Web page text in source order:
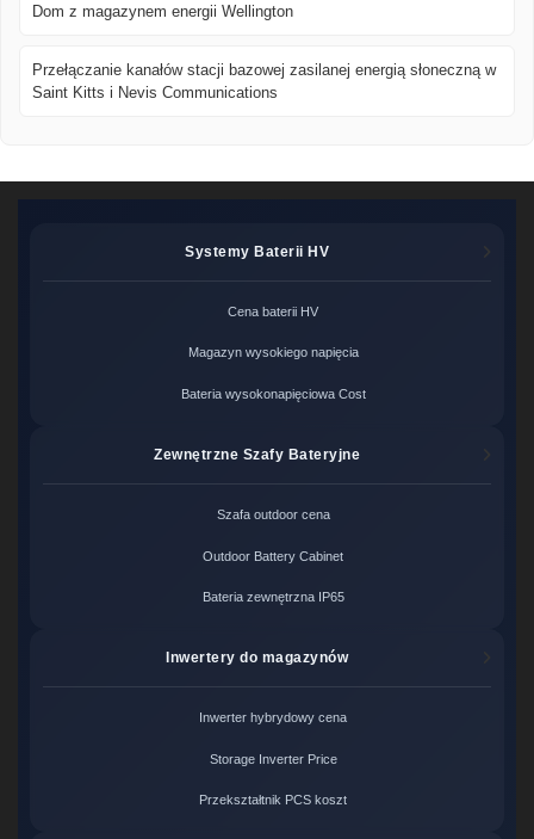
Dom z magazynem energii Wellington
Przełączanie kanałów stacji bazowej zasilanej energią słoneczną w
Saint Kitts i Nevis Communications
Systemy Baterii HV
Cena baterii HV
Magazyn wysokiego napięcia
Bateria wysokonapięciowa Cost
Zewnętrzne Szafy Bateryjne
Szafa outdoor cena
Outdoor Battery Cabinet
Bateria zewnętrzna IP65
Inwertery do magazynów
Inwerter hybrydowy cena
Storage Inverter Price
Przekształtnik PCS koszt